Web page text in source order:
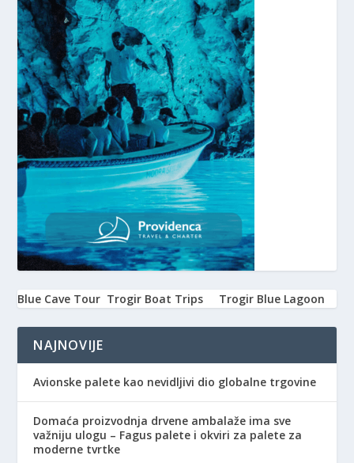
Blue Cave Tour Trogir Boat Trips Trogir Blue Lagoon
NAJNOVIJE
Avionske palete kao nevidljivi dio globalne trgovine
Domaća proizvodnja drvene ambalaže ima sve
važniju ulogu – Fagus palete i okviri za palete za
moderne tvrtke